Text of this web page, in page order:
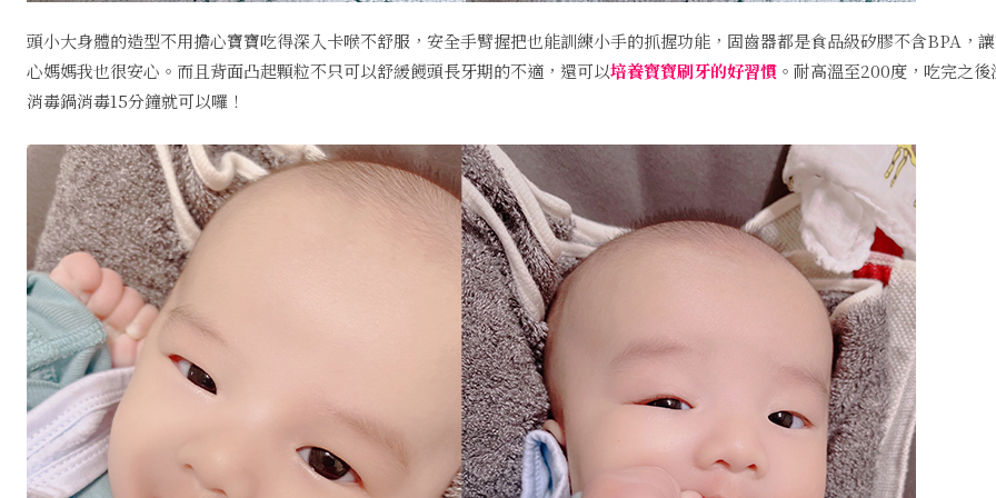
頭小大身體的造型不用擔心寶寶吃得深入卡喉不舒服，安全手臂握把也能訓練小手的抓握功能，固齒器都是食品級矽膠不含BPA，
心媽媽我也很安心。而且背面凸起顆粒不只可以舒緩饅頭長牙期的不適，還可以培養寶寶刷牙的好習慣 。耐高溫至200度，吃完之
消毒鍋消毒15分鐘就可以囉！